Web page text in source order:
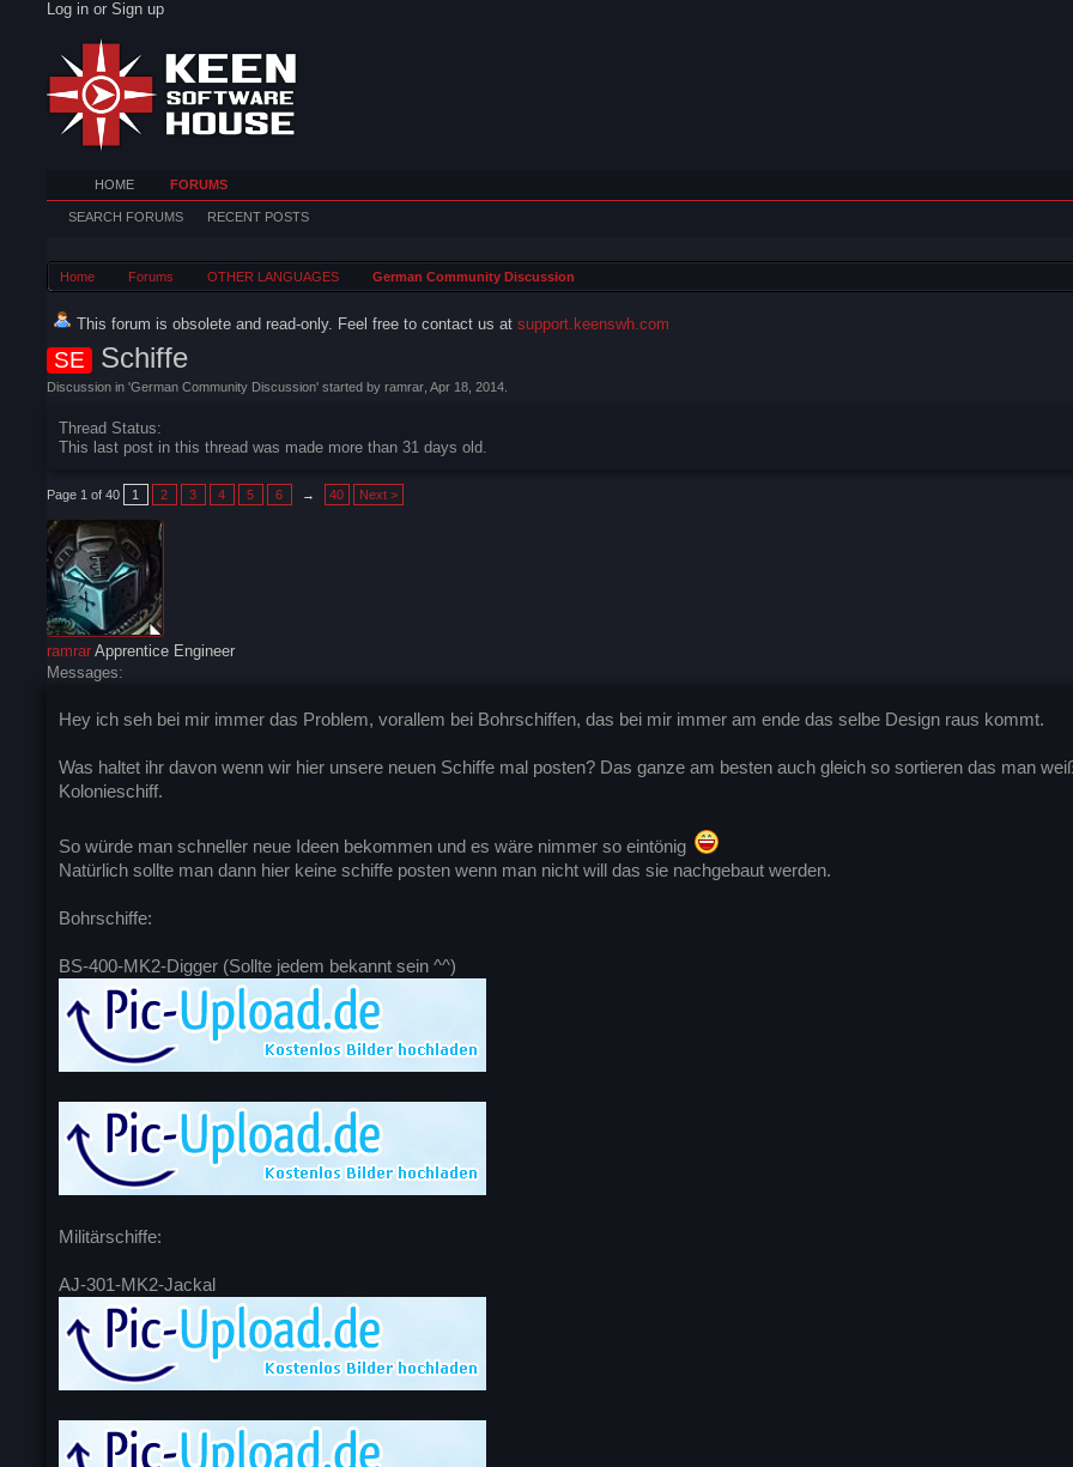
Log in or Sign up
Home Forums OTHER LANGUAGES German Community Discussion
This forum is obsolete and read-only. Feel free to contact us at support.keenswh.com
SE Schiffe
Discussion in 'German Community Discussion' started by ramrar, Apr 18, 2014.
Thread Status:
This last post in this thread was made more than 31 days old.
Page 1 of 40 1 2 3 4 5 6 → 40 Next >
ramrar Apprentice Engineer
Messages:
Hey ich seh bei mir immer das Problem, vorallem bei Bohrschiffen, das bei mir immer am ende das selbe Design raus kommt.
Was haltet ihr davon wenn wir hier unsere neuen Schiffe mal posten? Das ganze am besten auch gleich so sortieren das man
Kolonieschiff.
So würde man schneller neue Ideen bekommen und es wäre nimmer so eintönig
Natürlich sollte man dann hier keine schiffe posten wenn man nicht will das sie nachgebaut werden.
Bohrschiffe:
BS-400-MK2-Digger (Sollte jedem bekannt sein ^^)
Militärschiffe:
AJ-301-MK2-Jackal
HOME FORUMS
SEARCH FORUMS RECENT POSTS